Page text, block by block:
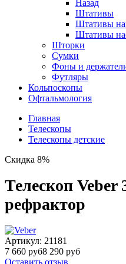
Назад
Штативы
Штативы
Штативы
Шторки
Сумки
Фоны и
Футляры
Кольпоскопы
Офтальмология
Главная
Телескопы
Телескопы детские
Скидка 8%
Телескоп Veber
рефрактор
Артикул: 21181
7 660 руб8 290 руб
Оставить отзыв